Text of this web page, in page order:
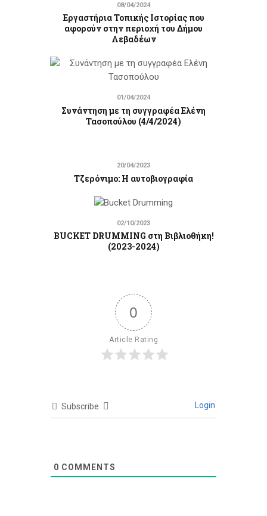
08/04/2024
Εργαστήρια Τοπικής Ιστορίας που
αφορούν στην περιοχή του Δήμου
Λεβαδέων
01/04/2024
Συνάντηση με τη συγγραφέα Ελένη
Τασοπούλου (4/4/2024)
20/04/2023
Τζερόνιμο: Η αυτοβιογραφία
02/10/2023
BUCKET DRUMMING στη Βιβλιοθήκη!
(2023-2024)
0
Article Rating
Subscribe Login
0 COMMENTS